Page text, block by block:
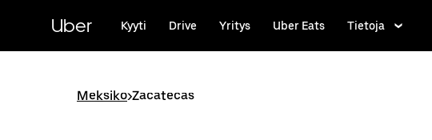
pääsisältöön
Uber Kyyti Drive Yritys Uber Eats Tietoja
Meksiko>Zacatecas